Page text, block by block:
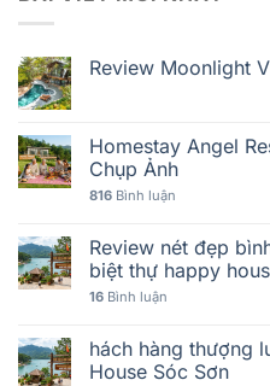
Review Moonlight
Homestay Angel
Chụp Ảnh
816 Bình luận
Review nét đẹp
biệt thự happy
16 Bình luận
hách hàng thượng
House Sóc Sơn